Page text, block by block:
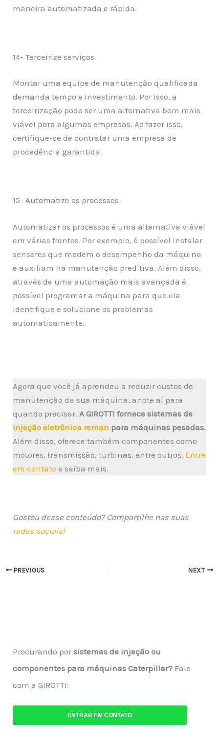
maneira automatizada e rápida.
14- Terceirize serviços
Montar uma equipe de manutenção qualificada
demanda tempo e investimento. Por isso, a
terceirização pode ser uma alternativa bem mais
viável para algumas empresas. Ao fazer isso,
certifique-se de contratar uma empresa de
procedência garantida.
15- Automatize os processos
Automatizar os processos é uma alternativa viável
em várias frentes. Por exemplo, é possível instalar
sensores que medem o desempenho da máquina
e auxiliam na manutenção preditiva. Além disso,
através de uma automação mais avançada é
possível programar a máquina para que ela
identifique e solucione os problemas
automaticamente.
Agora que você já aprendeu a reduzir custos de
manutenção da sua máquina, anote aí para
quando precisar. A GIROTTI fornece sistemas de
injeção eletrônica reman para máquinas pesadas.
Além disso, oferece também componentes como
motores, transmissão, turbinas, entre outros. Entre
em contato e saiba mais.
Gostou desse conteúdo? Compartilhe nas suas
redes sociais!
PREVIOUS NEXT
Procurando porsistemas de injeção ou
componentes para máquinas Caterpillar? Fale
com a GIROTTI:
ENTRAR EM CONTATO